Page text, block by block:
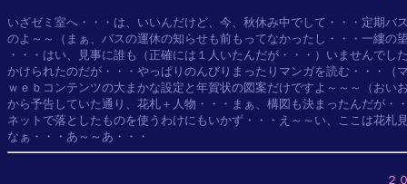
いざゼミ室へ・・・は、いいんだけど、今、秋休み中でして・・・定期バ
のよ～～（まぁ、バスの運休の知らせも前もってなかったし・・・一縷の
・・・はい、見事に誰も（正確には１人いたんだが・・・）いませんでし
かけられたのだが・・・やっぱりのんびりまったりマンガを読む・・・（
ｗｅｂコンテンツの大まかな設定と年賀状の図案だけですよ～～～（おい
から予告していた通り、花札＋人物・・・まぁ、構図も決まったんだが・
ネットで落としたものを使うわけにもいかず・・・え～～い、ここは花札
２